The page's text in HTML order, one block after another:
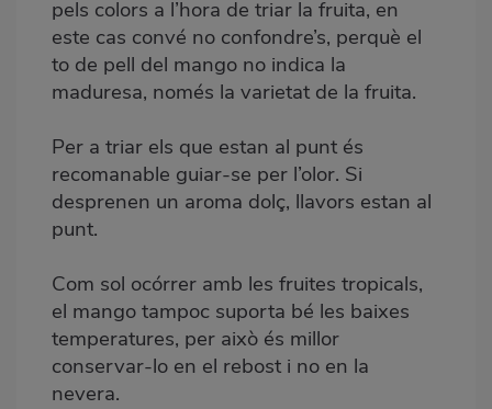
pels colors a l’hora de triar la fruita, en
este cas convé no confondre’s, perquè el
to de pell del mango no indica la
maduresa, només la varietat de la fruita.
Per a triar els que estan al punt és
recomanable guiar-se per l’olor. Si
desprenen un aroma dolç, llavors estan al
punt.
Com sol ocórrer amb les fruites tropicals,
el mango tampoc suporta bé les baixes
temperatures, per això és millor
conservar-lo en el rebost i no en la
nevera.